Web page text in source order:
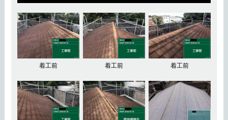
着工前 着工前 着工前